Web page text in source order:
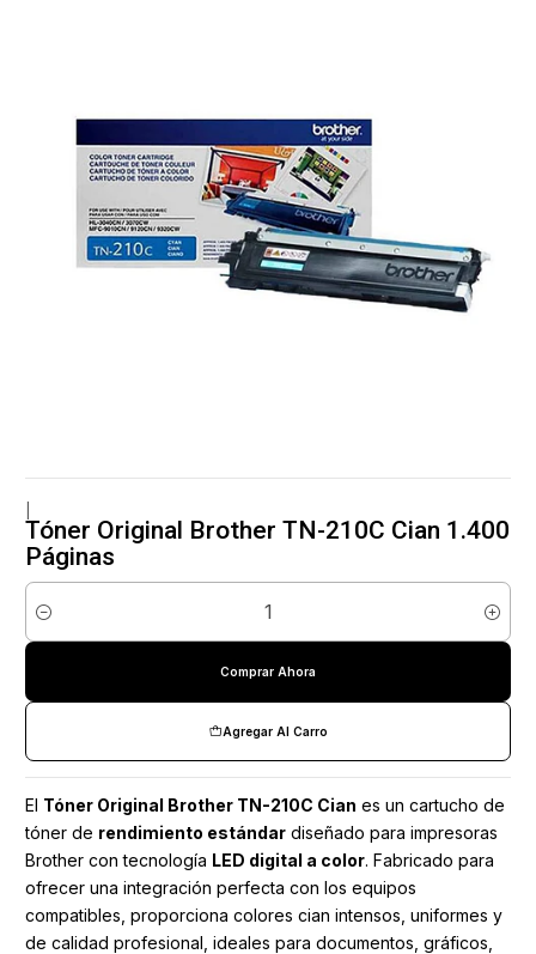
Tóner Original Brother TN-210C Cian 1.400
Páginas
Cantidad
Agregar Al Carro
Comprar Ahora
El Tóner Original Brother TN-210C Cian es un cartucho de
tóner de rendimiento estándar diseñado para impresoras
Brother con tecnología LED digital a color. Fabricado para
ofrecer una integración perfecta con los equipos
compatibles, proporciona colores cian intensos, uniformes y
de calidad profesional, ideales para documentos, gráficos,